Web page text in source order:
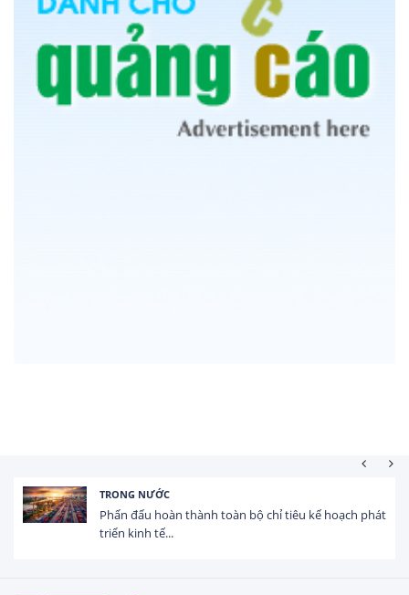
TRONG NƯỚC
Phấn đấu hoàn thành toàn bộ chỉ tiêu kế hoạch phát
triển kinh tế...